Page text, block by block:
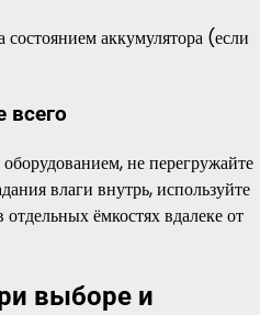
аккумулятора (если
всего
не перегружайте
влаги внутрь, используйте
ёмкостях вдалеке от
выборе и